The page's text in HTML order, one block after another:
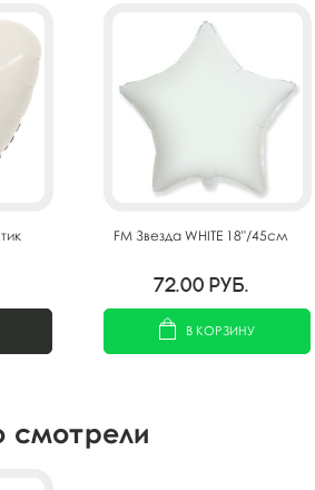
FM Звезда WHITE 18"/45см
72.00 руб.
В КОРЗИНУ
смотрели